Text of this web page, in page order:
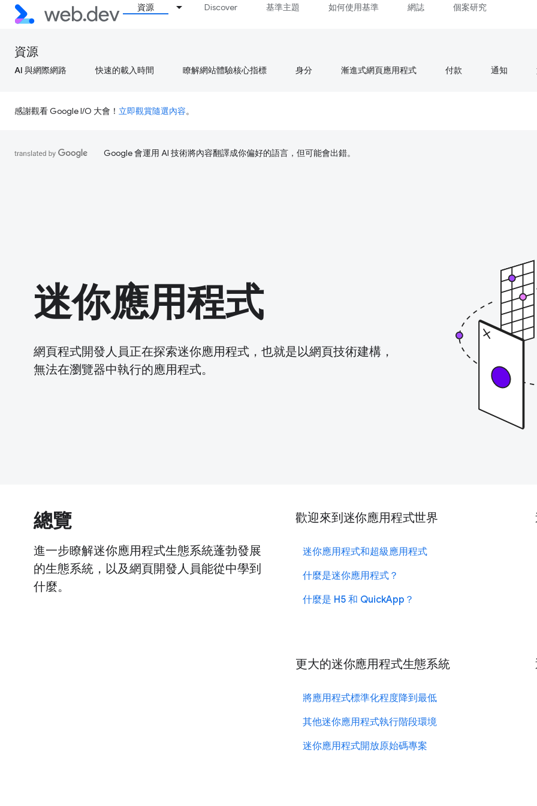
資源 Discover 基準主題 如何使用基準 網誌 個案研究
資源
AI 與網際網路 快速的載入時間 瞭解網站體驗核心指標 身分 漸進式網頁應用程式 付款 通知
感謝觀看 Google I/O 大會！ 立即觀賞隨選內容。
Google 會運用 AI 技術將內容翻譯成你偏好的語言，但可能會出錯。
迷你應用程式
網頁程式開發人員正在探索迷你應用程式，也就是以網頁技術建構，
無法在瀏覽器中執行的應用程式。
總覽
進一步瞭解迷你應用程式生態系統蓬勃發展
的生態系統，以及網頁開發人員能從中學到
什麼。
歡迎來到迷你應用程式世界
迷你應用程式和超級應用程式
什麼是迷你應用程式？
什麼是 H5 和 QuickApp？
更大的迷你應用程式生態系統
將應用程式標準化程度降到最低
其他迷你應用程式執行階段環境
迷你應用程式開放原始碼專案